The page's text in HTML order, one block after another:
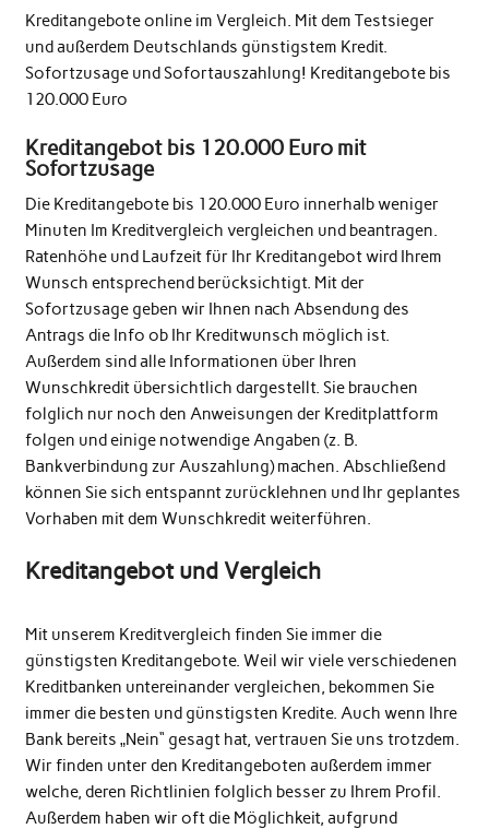
Kreditangebote online im Vergleich. Mit dem Testsieger
und außerdem Deutschlands günstigstem Kredit.
Sofortzusage und Sofortauszahlung! Kreditangebote bis
120.000 Euro
Kreditangebot bis 120.000 Euro mit
Sofortzusage
Die Kreditangebote bis 120.000 Euro innerhalb weniger
Minuten Im Kreditvergleich vergleichen und beantragen.
Ratenhöhe und Laufzeit für Ihr Kreditangebot wird Ihrem
Wunsch entsprechend berücksichtigt. Mit der
Sofortzusage geben wir Ihnen nach Absendung des
Antrags die Info ob Ihr Kreditwunsch möglich ist.
Außerdem sind alle Informationen über Ihren
Wunschkredit übersichtlich dargestellt. Sie brauchen
folglich nur noch den Anweisungen der Kreditplattform
folgen und einige notwendige Angaben (z. B.
Bankverbindung zur Auszahlung) machen. Abschließend
können Sie sich entspannt zurücklehnen und Ihr geplantes
Vorhaben mit dem Wunschkredit weiterführen.
Kreditangebot und Vergleich
Mit unserem Kreditvergleich finden Sie immer die
günstigsten Kreditangebote. Weil wir viele verschiedenen
Kreditbanken untereinander vergleichen, bekommen Sie
immer die besten und günstigsten Kredite. Auch wenn Ihre
Bank bereits „Nein“ gesagt hat, vertrauen Sie uns trotzdem.
Wir finden unter den Kreditangeboten außerdem immer
welche, deren Richtlinien folglich besser zu Ihrem Profil.
Außerdem haben wir oft die Möglichkeit, aufgrund